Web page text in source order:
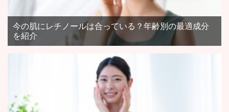
今の肌にレチノールは合っている？年齢別の最適成分
を紹介